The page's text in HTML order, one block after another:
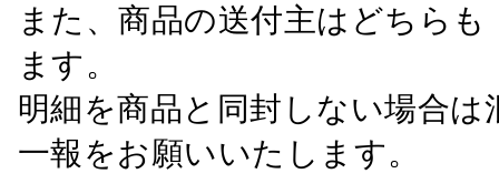
また、商品の送付主はどちら
ます。
明細を商品と同封しない場合
一報をお願いいたします。